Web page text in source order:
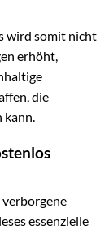
wird somit nicht
erhöht,
die
essenzielle